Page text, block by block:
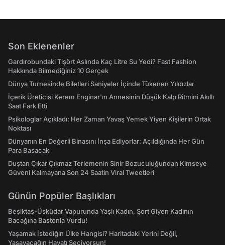
Son Eklenenler
Gardırobundaki Tişört Aslında Kaç Litre Su Yedi? Fast Fashion
Hakkında Bilmediğiniz 10 Gerçek
Dünya Turnesinde Biletleri Saniyeler İçinde Tükenen Yıldızlar
İçerik Üreticisi Kerem Enginar'ın Annesinin Düşük Kalp Ritmini Akıllı
Saat Fark Etti
Psikologlar Açıkladı: Her Zaman Yavaş Yemek Yiyen Kişilerin Ortak
Noktası
Dünyanın En Değerli Binasını İnşa Ediyorlar: Açıldığında Her Gün
Para Basacak
Duştan Çıkar Çıkmaz Terlemenin Sinir Bozuculuğundan Kimseye
Güveni Kalmayana Son 24 Saatin Viral Tweetleri
Günün Popüler Başlıkları
Beşiktaş-Üsküdar Vapurunda Yaşlı Kadın, Şort Giyen Kadının
Bacağına Bastonla Vurdu!
Yaşamak İstediğin Ülke Hangisi? Haritadaki Yerini Değil,
Yaşayacağın Hayatı Seçiyorsun!